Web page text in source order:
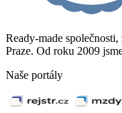
Ready-made
Praze. Od roku 2009
Naše portály